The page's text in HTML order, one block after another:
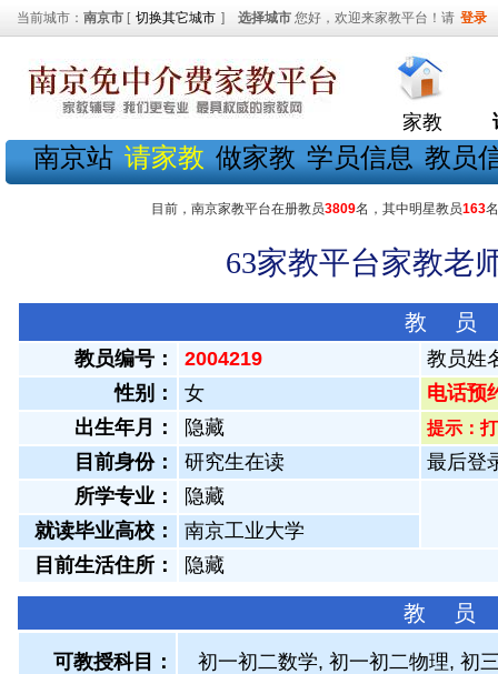
当前城市： 南京市 [ 切换其它城市 ] 选择城市 您好，欢迎来家教平台！请 登录
家教
南京站 请家教 做家教 学员信息 教员
目前，南京家教平台在册教员3809名，其中明星教员163
63家教平台家教老
教 员
教员编号： 2004219
教员姓
性别：
女
电话预
出生年月：
隐藏 提示：
目前身份： 研究生在读
最后登
所学专业：
隐藏
就读毕业高校：
南京工业大学
目前生活住所：
隐藏
教 员
可教授科目： 初一初二数学, 初一初二物理, 初